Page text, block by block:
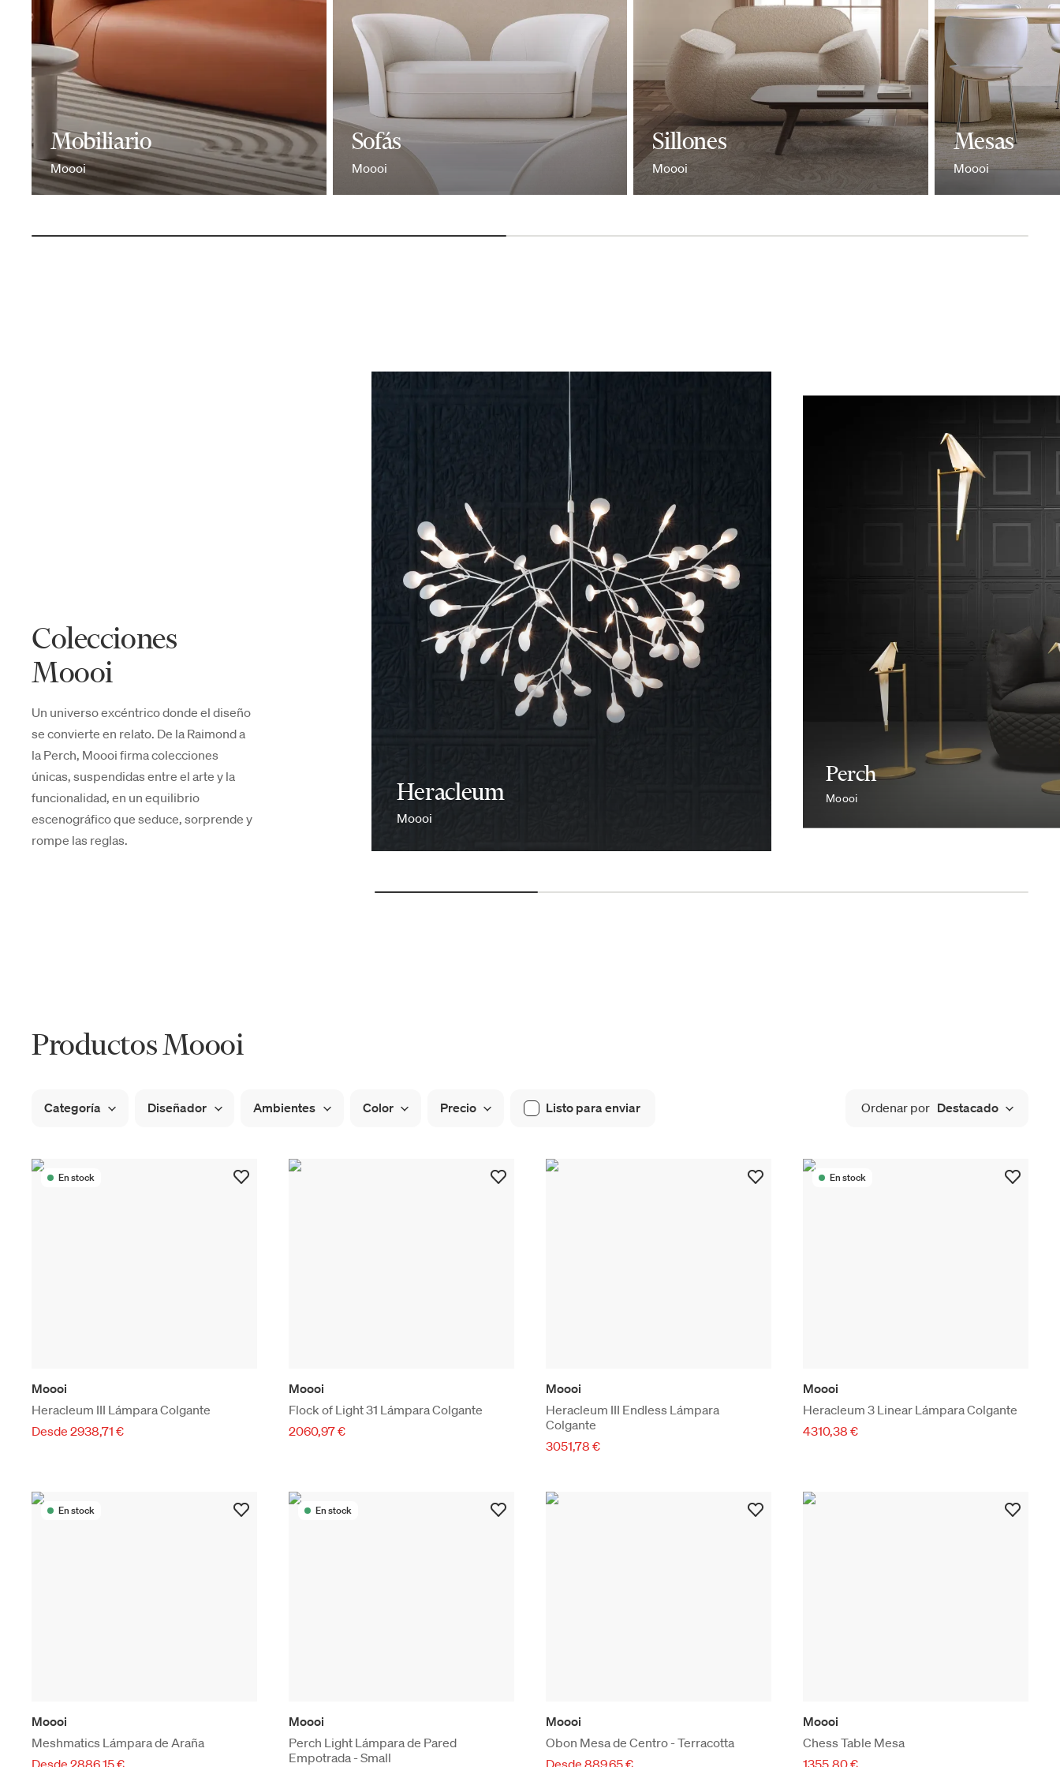
Mobiliario
Moooi
Sofás
Moooi
Sillones
Moooi
Mesas
Moooi
Colecciones
Moooi
Un universo excéntrico donde el diseño
se convierte en relato. De la Raimond a
la Perch, Moooi firma colecciones
únicas, suspendidas entre el arte y la
funcionalidad, en un equilibrio
escenográfico que seduce, sorprende y
rompe las reglas.
Heracleum
Moooi
Perch
Moooi
Productos Moooi
Categoría Diseñador Ambientes Color Precio Listo para enviar Ordenar por Destacado
En stock
Moooi
Heracleum III Lámpara Colgante
Desde 2938,71 €
Moooi
Flock of Light 31 Lámpara Colgante
2060,97 €
Moooi
Heracleum III Endless Lámpara
Colgante
3051,78 €
En stock
Moooi
Heracleum 3 Linear Lámpara Colgante
4310,38 €
En stock
Moooi
Meshmatics Lámpara de Araña
Desde 2886,15 €
En stock
Moooi
Perch Light Lámpara de Pared
Empotrada - Small
Moooi
Obon Mesa de Centro - Terracotta
Desde 889,65 €
Moooi
Chess Table Mesa
1355,80 €